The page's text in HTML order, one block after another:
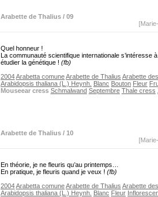
Arabette de Thalius / 09
Quel honneur !
La communauté scientifique internationale s’intéresse
étudier la génétique ! (fb)
2004Arabetta comuneArabette de Thalius Arabette
Arabidopsis thaliana (L.) Heynh. Blanc Bouton Fleur
Mouseear cress Schmalwand Septembre Thale cress
Arabette de Thalius / 10
En théorie, je ne fleuris qu’au printemps…
En pratique, je fleuris quand je veux ! (fb)
2004Arabetta comuneArabette de Thalius Arabette
Arabidopsis thaliana (L.) Heynh. Blanc Fleur